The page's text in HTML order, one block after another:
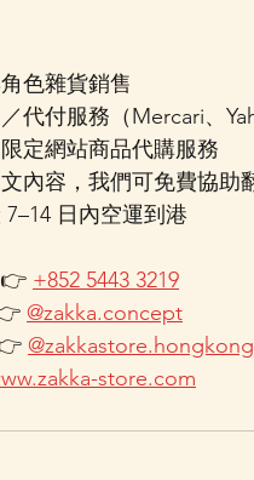
色雜貨銷售
代付服務（Mercari、
定網站商品代購服務
內容，我們可免費協助
日內空運到港
+852 5443 3219
@zakka.concept
@zakkastore.hongkong
store.com